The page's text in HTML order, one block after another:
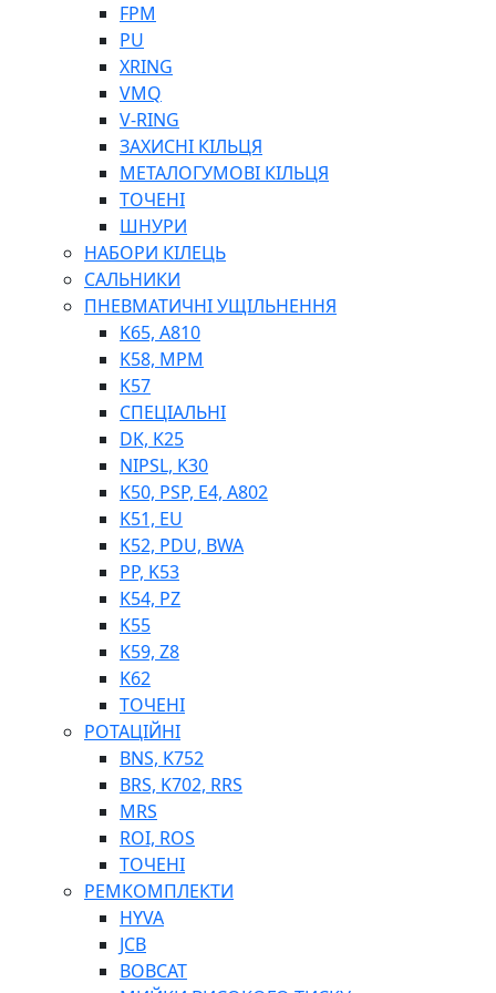
ШЛАНГИ, ТРУБКИ
ШПРИЦИ МАСТИЛЬНІ
ТОСОЛ, АНТИФРИЗ
ОЛИВА-ПАЛИВО
ПОВІТРЯ-ВОДА
ДЛЯ ЗВАРЮВАННЯ
НАПІРНО-ВСМОКТУЮЧІ
ФІЛЬТРИ ДЛЯ ПАЛЬНОГО
ПІДДОНИ ДЛЯ БОЧОК
МОДУЛЬНІ АЗС
МЕТРОЛОГІЧНЕ ОБЛАДНАННЯ
ЛІЧИЛЬНИКИ І ВИТРАТОМІРИ ДЛЯ ПАЛЬНОГО
КОТУШКИ ДЛЯ ШЛАНГІВ
НАСОСИ ДЛЯ ПАЛЬНОГО
МОБІЛЬНІ КОЛОНКИ ТА КОМПЛЕКТИ ЗАПРАВКИ
СТАЦІОНАРНІ КОЛОНКИ
ПІСТОЛЕТИ
КОМПЛЕКТУЮЧІ ДЛЯ РУКАВІВ ВИСОКОГО ТИСКУ
FPM
PU
XRING
VMQ
V-RING
ЗАХИСНІ КІЛЬЦЯ
МЕТАЛОГУМОВІ КІЛЬЦЯ
ТОЧЕНІ
ШНУРИ
НАБОРИ КІЛЕЦЬ
САЛЬНИКИ
ПНЕВМАТИЧНІ УЩІЛЬНЕННЯ
K65, A810
K58, MPM
K57
СПЕЦІАЛЬНІ
DK, K25
NIPSL, K30
K50, PSP, E4, A802
K51, EU
K52, PDU, BWA
PP, K53
K54, PZ
K55
K59, Z8
K62
ТОЧЕНІ
РОТАЦІЙНІ
BNS, K752
BRS, K702, RRS
MRS
ROI, ROS
ТОЧЕНІ
РЕМКОМПЛЕКТИ
HYVA
JCB
BOBCAT